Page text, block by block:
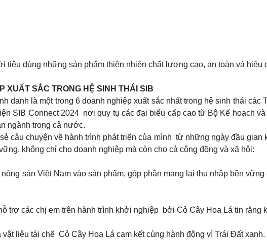
tiêu dùng những sản phẩm thiên nhiên chất lượng cao, an toàn và hiệu
XUẤT SẮC TRONG HỆ SINH THÁI SIB
danh là một trong 6 doanh nghiệp xuất sắc nhất trong hệ sinh thái các
SIB Connect 2024 nơi quy tụ các đại biểu cấp cao từ Bộ Kế hoạch
ngành trong cả nước.
câu chuyện về hành trình phát triển của mình từ những ngày đầu gian
không chỉ cho doanh nghiệp mà còn cho cả cộng đồng và xã hội:
sản Việt Nam vào sản phẩm, góp phần mang lại thu nhập bền
trợ các chị em trên hành trình khởi nghiệp bởi Cỏ Cây Hoa Lá tin rằng
liệu tái chế Cỏ Cây Hoa Lá cam kết cùng hành động vì Trái Đất xanh.